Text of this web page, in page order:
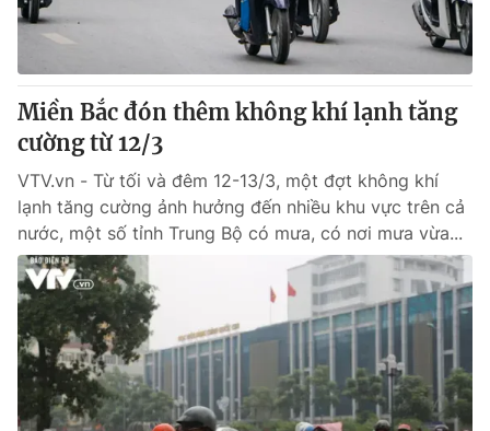
Thế giới đó đây
Tài chính
Thị trường
Góc doanh nghiệp
Dữ liệu và đời sống
Truyền hình
Phim VTV
Hậu trường
Nhân vật
Khán giả
Giải sao mai
Giải trí
Điện ảnh
Âm nhạc
Sao
Đời sống
Du lịch
Làm đẹp
Chất lượng cuộc sống
Giáo dục
Tuyển sinh
Học trực tuyến
Công nghệ
Hitech Công nghệ tương lai
Miền Bắc đón thêm không khí lạnh tăng
cường từ 12/3
VTV.vn - Từ tối và đêm 12-13/3, một đợt không khí
lạnh tăng cường ảnh hưởng đến nhiều khu vực trên cả
nước, một số tỉnh Trung Bộ có mưa, có nơi mưa vừa...